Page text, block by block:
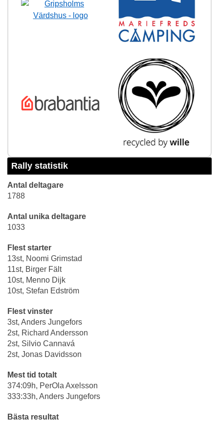
Rally statistik
Antal deltagare
1788
Antal unika deltagare
1033
Flest starter
13st, Noomi Grimstad
11st, Birger Fält
10st, Menno Dijk
10st, Stefan Edström
Flest vinster
3st, Anders Jungefors
2st, Richard Andersson
2st, Silvio Cannavá
2st, Jonas Davidsson
Mest tid totalt
374:09h, PerOla Axelsson
333:33h, Anders Jungefors
Bästa resultat